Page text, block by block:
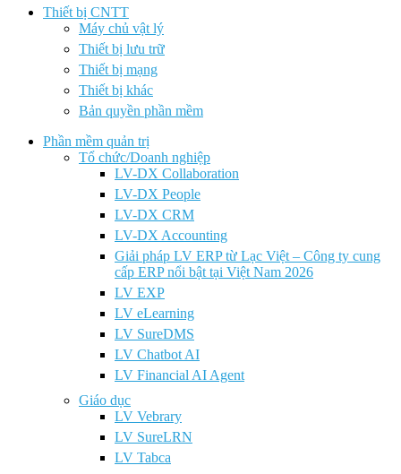
Thiết bị CNTT
Máy chủ vật lý
Thiết bị lưu trữ
Thiết bị mạng
Thiết bị khác
Bản quyền phần mềm
Phần mềm quản trị
Tổ chức/Doanh nghiệp
LV-DX Collaboration
LV-DX People
LV-DX CRM
LV-DX Accounting
Giải pháp LV ERP từ Lạc Việt – Công ty cung
cấp ERP nổi bật tại Việt Nam 2026
LV EXP
LV eLearning
LV SureDMS
LV Chatbot AI
LV Financial AI Agent
Giáo dục
LV Vebrary
LV SureLRN
LV Tabca